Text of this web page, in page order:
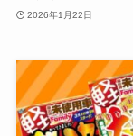
2026年1月22日